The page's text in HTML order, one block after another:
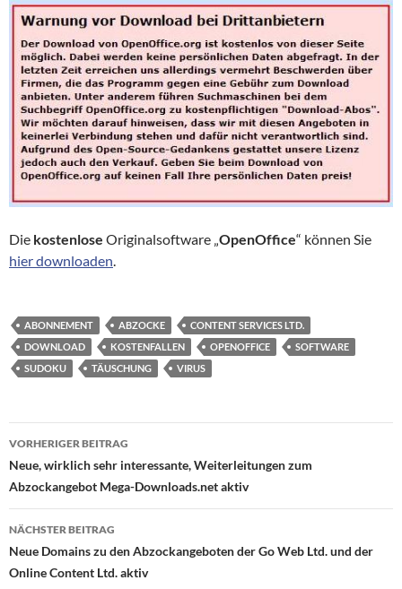
Die kostenlose Originalsoftware „OpenOffice“ können Sie
hier downloaden.
ABONNEMENT ABZOCKE
CONTENT SERVICES LTD.
DOWNLOAD
KOSTENFALLEN OPENOFFICE
SOFTWARE
SUDOKU
TÄUSCHUNG VIRUS
Beitragsnavigation
VORHERIGER BEITRAG
Neue, wirklich sehr interessante, Weiterleitungen zum
Abzockangebot Mega-Downloads.net aktiv
NÄCHSTER BEITRAG
Neue Domains zu den Abzockangeboten der Go Web Ltd. und der
Online Content Ltd. aktiv